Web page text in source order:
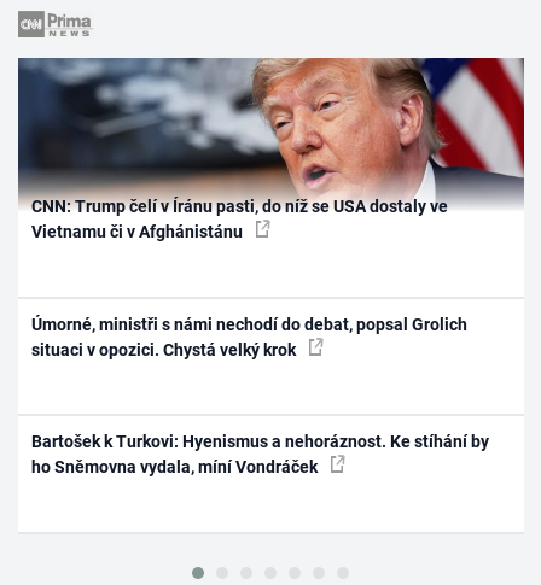
CNN: Trump čelí v Íránu pasti, do níž se USA dostaly ve
Vietnamu či v Afghánistánu
Úmorné, ministři s námi nechodí do debat, popsal Grolich
situaci v opozici. Chystá velký krok
Bartošek k Turkovi: Hyenismus a nehoráznost. Ke stíhání by
ho Sněmovna vydala, míní Vondráček